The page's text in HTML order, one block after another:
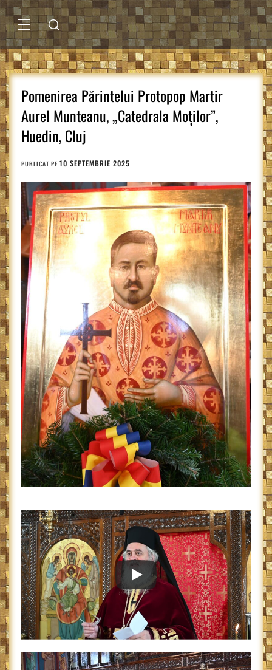
Sari
la
conținutMENIU
PRINCIPAL
Pomenirea Părintelui Protopop Martir
Aurel Munteanu, „Catedrala Moților”,
Huedin, Cluj
PUBLICAT PE 10 SEPTEMBRIE 2025